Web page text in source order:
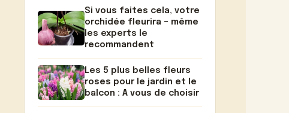
Si vous faites cela, votre
orchidée fleurira – même
les experts le
recommandent
Les 5 plus belles fleurs
roses pour le jardin et le
balcon : A vous de choisir